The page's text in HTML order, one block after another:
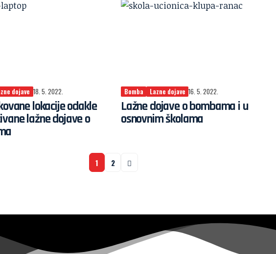
dojave 18. 5. 2022.
lokacije odakle
lažne dojave o
Bomba Lazne dojave 16. 5. 2022.
Lažne dojave o bombama i u
osnovnim školama
1 2